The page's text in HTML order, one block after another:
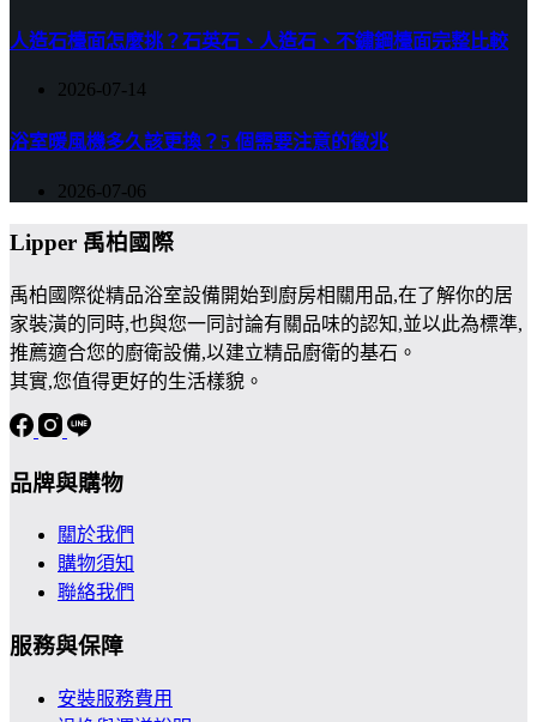
人造石檯面怎麼挑？石英石、人造石、不鏽鋼檯面完整比較
2026-07-14
浴室暖風機多久該更換？5 個需要注意的徵兆
2026-07-06
Lipper 禹柏國際
禹柏國際從精品浴室設備開始到廚房相關用品,在了解你的居
家裝潢的同時,也與您一同討論有關品味的認知,並以此為標準,
推薦適合您的廚衛設備,以建立精品廚衛的基石。
其實,您值得更好的生活樣貌。
品牌與購物
關於我們
購物須知
聯絡我們
服務與保障
安裝服務費用